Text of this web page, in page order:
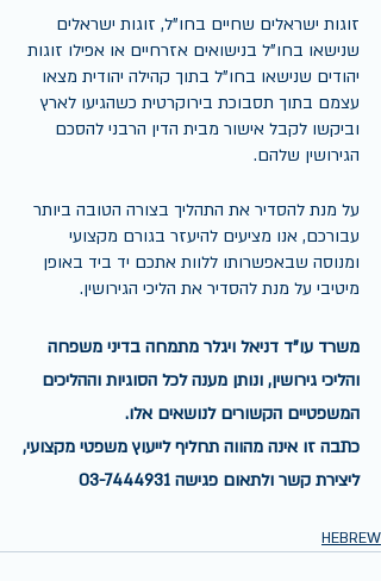
זוגות ישראלים שחיים בחו"ל, זוגות ישראלים
שנישאו בחו"ל בנישואים אזרחיים או אפילו זוגות
יהודים שנישאו בחו"ל בתוך קהילה יהודית מצאו
עצמם בתוך תסבוכת בירוקרטית כשהגיעו לארץ
וביקשו לקבל אישור מבית הדין הרבני להסכם
הגירושין שלהם.
על מנת להסדיר את התהליך בצורה הטובה ביותר
עבורכם, אנו מציעים להיעזר בגורם מקצועי
ומנוסה שבאפשרותו ללוות אתכם יד ביד באופן
מיטיבי על מנת להסדיר את הליכי הגירושין.
משרד עו"ד דניאל ויגלר מתמחה בדיני משפחה
והליכי גירושין, ונותן מענה לכל הסוגיות וההליכים
המשפטיים הקשורים לנושאים אלו.
כתבה זו אינה מהווה תחליף לייעוץ משפטי מקצועי,
ליצירת קשר ולתאום פגישה 03-7444931
HEBREW